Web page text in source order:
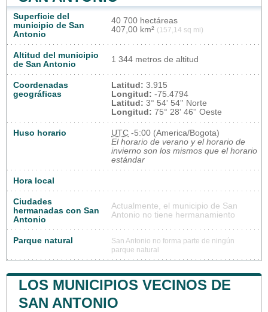
Superficie del
municipio de San
Antonio
40 700 hectáreas
407,00 km² (157,14 sq mi)
Altitud del municipio
de San Antonio
1 344 metros de altitud
Coordenadas
geográficas
Latitud: 3.915
Longitud: -75.4794
Latitud: 3° 54' 54'' Norte
Longitud: 75° 28' 46'' Oeste
Huso horario UTC -5:00 (America/Bogota)
El horario de verano y el horario de
invierno son los mismos que el horario
estándar
Hora local
Ciudades
hermanadas con San
Antonio
Actualmente, el municipio de San
Antonio no tiene hermanamiento
Parque natural
San Antonio no forma parte de ningún
parque natural
LOS MUNICIPIOS VECINOS DE
SAN ANTONIO